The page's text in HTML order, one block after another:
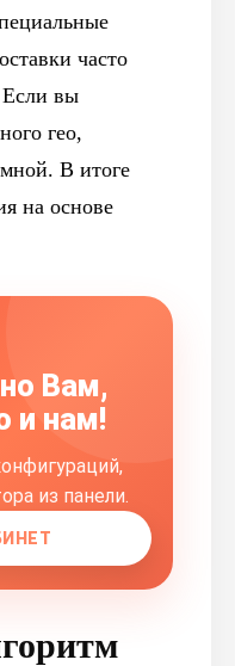
часто
Если вы
гео,
В итоге
на основе
Вам,
и нам!
из панели.